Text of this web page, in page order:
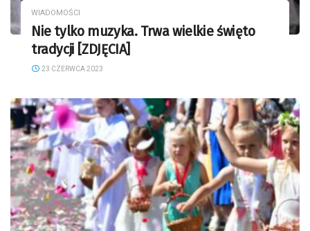
WIADOMOŚCI
Nie tylko muzyka. Trwa wielkie święto
tradycji [ZDJĘCIA]
23 CZERWCA 2023